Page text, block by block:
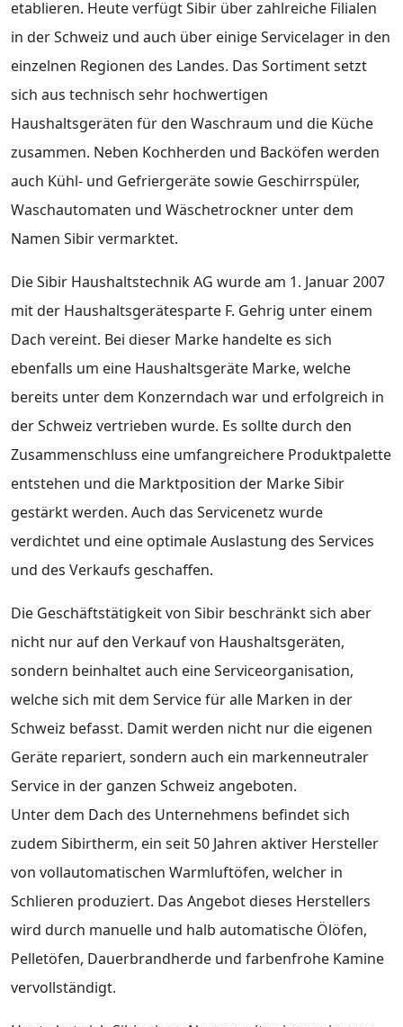
etablieren. Heute verfügt Sibir über zahlreiche Filialen
in der Schweiz und auch über einige Servicelager in den
einzelnen Regionen des Landes. Das Sortiment setzt
sich aus technisch sehr hochwertigen
Haushaltsgeräten für den Waschraum und die Küche
zusammen. Neben Kochherden und Backöfen werden
auch Kühl- und Gefriergeräte sowie Geschirrspüler,
Waschautomaten und Wäschetrockner unter dem
Namen Sibir vermarktet.
Die Sibir Haushaltstechnik AG wurde am 1. Januar 2007
mit der Haushaltsgerätesparte F. Gehrig unter einem
Dach vereint. Bei dieser Marke handelte es sich
ebenfalls um eine Haushaltsgeräte Marke, welche
bereits unter dem Konzerndach war und erfolgreich in
der Schweiz vertrieben wurde. Es sollte durch den
Zusammenschluss eine umfangreichere Produktpalette
entstehen und die Marktposition der Marke Sibir
gestärkt werden. Auch das Servicenetz wurde
verdichtet und eine optimale Auslastung des Services
und des Verkaufs geschaffen.
Die Geschäftstätigkeit von Sibir beschränkt sich aber
nicht nur auf den Verkauf von Haushaltsgeräten,
sondern beinhaltet auch eine Serviceorganisation,
welche sich mit dem Service für alle Marken in der
Schweiz befasst. Damit werden nicht nur die eigenen
Geräte repariert, sondern auch ein markenneutraler
Service in der ganzen Schweiz angeboten.
Unter dem Dach des Unternehmens befindet sich
zudem Sibirtherm, ein seit 50 Jahren aktiver Hersteller
von vollautomatischen Warmluftöfen, welcher in
Schlieren produziert. Das Angebot dieses Herstellers
wird durch manuelle und halb automatische Ölöfen,
Pelletöfen, Dauerbrandherde und farbenfrohe Kamine
vervollständigt.